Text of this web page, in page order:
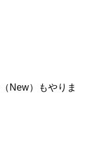
New）もやりま